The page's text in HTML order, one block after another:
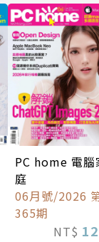
PC home 電腦
庭
06月號/2026
365期
NT$